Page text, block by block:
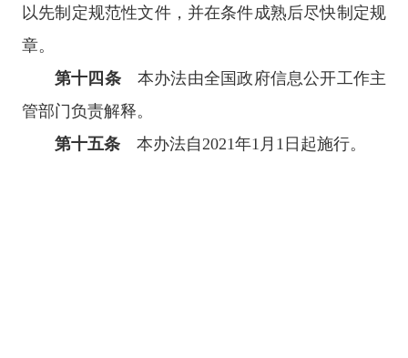
以先制定规范性文件，并在条件成熟后尽快制定规
章。
第十四条本办法由全国政府信息公开工作主
管部门负责解释。
第十五条 本办法自2021年1月1日起施行。